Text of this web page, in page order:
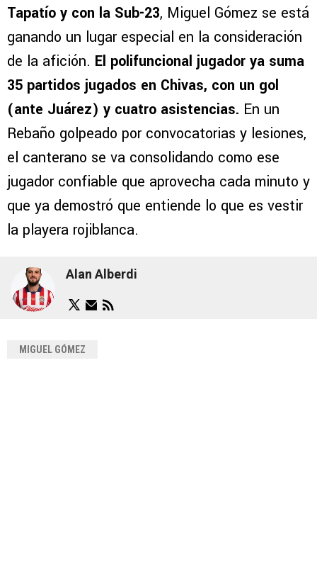
Tapatío y con la Sub-23, Miguel Gómez se está
ganando un lugar especial en la consideración
de la afición. El polifuncional jugador ya suma
35 partidos jugados en Chivas, con un gol
(ante Juárez) y cuatro asistencias. En un
Rebaño golpeado por convocatorias y lesiones,
el canterano se va consolidando como ese
jugador confiable que aprovecha cada minuto y
que ya demostró que entiende lo que es vestir
la playera rojiblanca.
Alan Alberdi
MIGUEL GÓMEZ